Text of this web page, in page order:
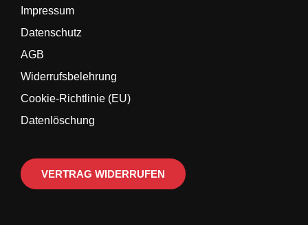
Impressum
Datenschutz
AGB
Widerrufsbelehrung
Cookie-Richtlinie (EU)
Datenlöschung
VERTRAG WIDERRUFEN